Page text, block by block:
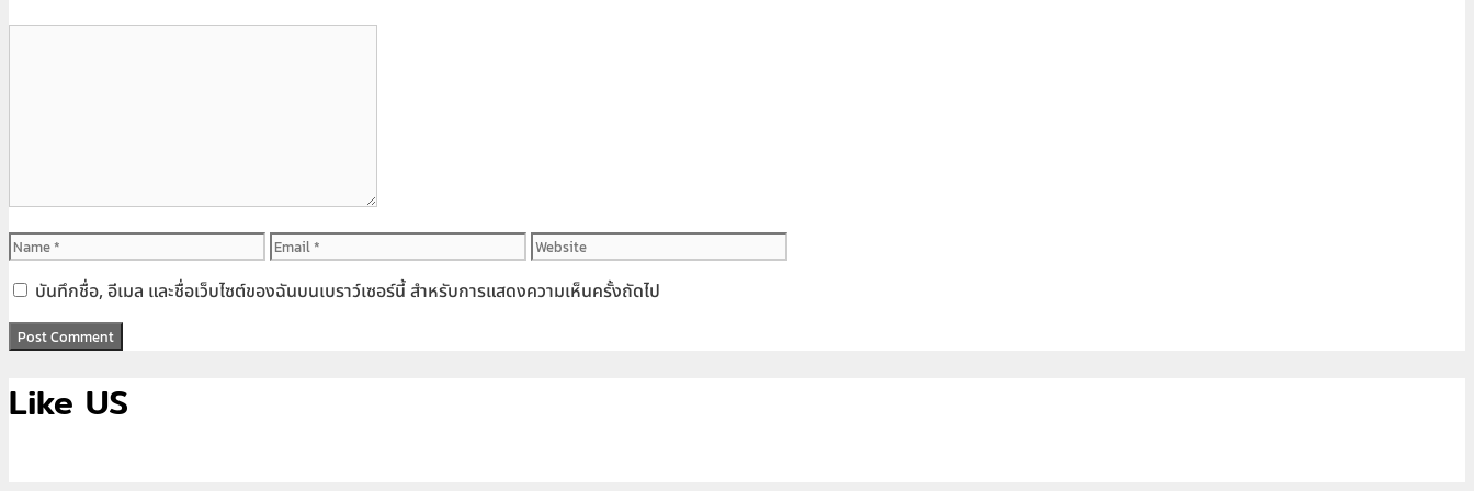
Name Email
Website
บันทึกชื่อ, อีเมล และชื่อเว็บไซต์ของฉันบนเบราว์เซอร์นี้ สำหรับการแสดงความเห็นครั้งถัดไป
Like US